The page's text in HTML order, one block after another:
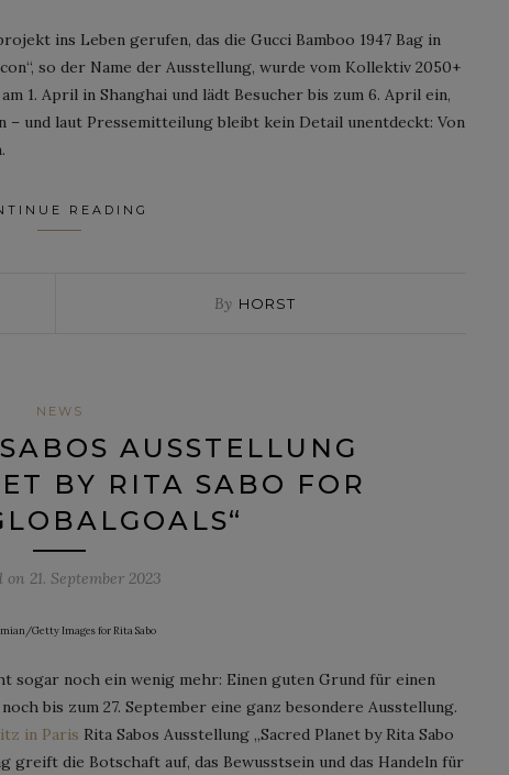
ins Leben gerufen, das die Gucci Bamboo 1947 Bag in
so der Name der Ausstellung, wurde vom Kollektiv 2050+
1. April in Shanghai und lädt Besucher bis zum 6. April ein,
– und laut Pressemitteilung bleibt kein Detail unentdeckt: Von
READING
By HORST
NEWS
AUSSTELLUNG
BY RITA SABO FOR
on 21. September 2023
Getty Images for Rita Sabo
sogar noch ein wenig mehr: Einen guten Grund für einen
bis zum 27. September eine ganz besondere Ausstellung.
in Paris Rita Sabos Ausstellung „Sacred Planet by Rita Sabo
die Botschaft auf, das Bewusstsein und das Handeln für